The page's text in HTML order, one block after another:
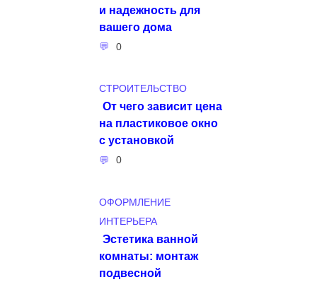
и надежность для
вашего дома
0
СТРОИТЕЛЬСТВО
От чего зависит цена
на пластиковое окно
с установкой
0
ОФОРМЛЕНИЕ
ИНТЕРЬЕРА
Эстетика ванной
комнаты: монтаж
подвесной